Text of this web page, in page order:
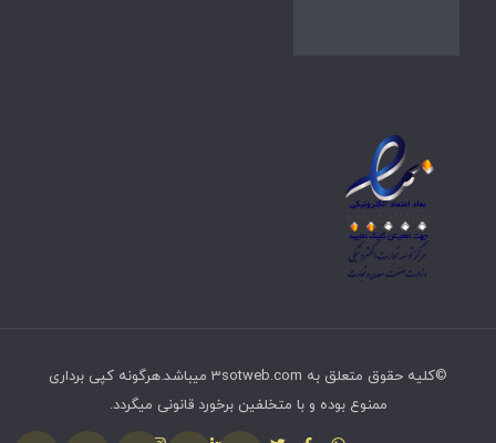
©کلیه حقوق متعلق به 3sotweb.com میباشد.هرگونه کپی برداری
ممنوع بوده و با متخلفین برخورد قانونی میگردد.